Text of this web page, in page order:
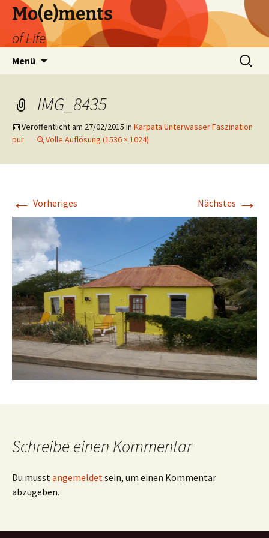
Zum
Inhalt
springen
Mo(e)ments
of Life
Menü
Suchen
nach:
IMG_8435
Veröffentlicht am 27/02/2015 in Karpata Unterwasser Faszination
pur
Volle Auflösung (1536 × 1024)
← Vorheriges Nächstes →
Schreibe einen Kommentar
Du musstangemeldetsein, um einen Kommentar
abzugeben.